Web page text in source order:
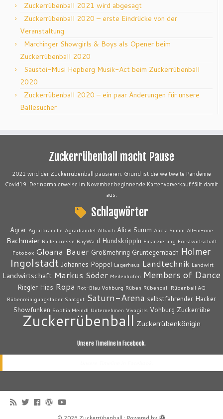
Zuckerrübenball 2021 wird abgesagt
Zuckerrübenball 2020 – erste Eindrücke von der
Veranstaltung
Marchinger Showgirls & Boys als Opener beim
Zuckerrübenball 2020
Saustoi-Musi Hepberg Musik-Act beim Zuckerrübenball
2020
Zuckerrübenball 2020 – ein paar Änderungen für unsere
Ballesucher
Zuckerrübenball macht Pause
2021 wird der Zuckerrübenball pausieren. Grund ist die weltweite Pandemie
Covid19. Der normalerweise im November beginnende Kartenvorverkauf fällt damit
aus.
Schlagwörter
Agrar Agrarbranche Agrarhandel Albach Alica Summ Alicia Summ All-in-one
Bachmaier Ballenpresse BayWa d Hundskrippln Finanzierung Forstwirtschaft
Fotobox Gloana Bauer Großmehring Grüntegernbach Holmer
Ingolstadt Johannes Pöppel Lagerhaus Landtechnik Landwirt
Landwirtschaft Markus Söder Meilenhofen Members of Dance
Riegler Hias Ropa Rot-Blau Vohburg Rüben Rübenball Rübenball AG
Rübenreinigungslader Saatgut Saturn-Arena selbstfahrender Hacker
Showfunken Sophia Meindl Unternehmen Vivagirls Vohburg Zuckerrübe
Zuckerrübenball Zuckerrübenkönigin
Unsere Timeline in Facebook.